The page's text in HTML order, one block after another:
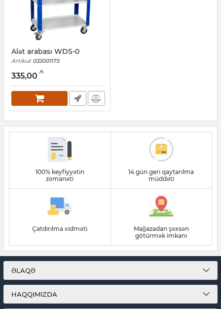
Alət arabası WDS-0
Artikul: 032001175
335,00 ₼
100% keyfiyyətin
zəmanəti
14 gün geri qaytarılma
müddəti
Çatdırılma xidməti
Mağazadan şəxsən
götürmək imkanı
ƏLAQƏ
HAQQIMIZDA